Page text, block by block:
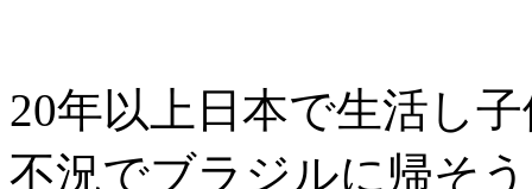
20年以上日本で生活し
不況でブラジルに帰そ